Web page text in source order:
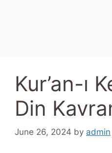
Kur’an-ı
Din
June 26, 2024 by admin